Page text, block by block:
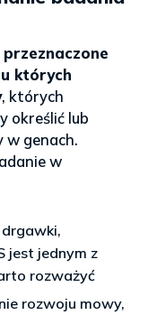
których
, których
określić lub
w genach.
w
jest jednym z
rozważyć
rozwoju mowy,